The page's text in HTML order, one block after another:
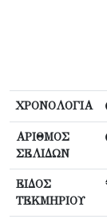
ΧΡΟΝΟΛΟΓΙΑ
ΑΡΙΘΜΟΣ
ΣΕΛΙΔΩΝ
ΕΙΔΟΣ
ΤΕΚΜΗΡΙΟΥ